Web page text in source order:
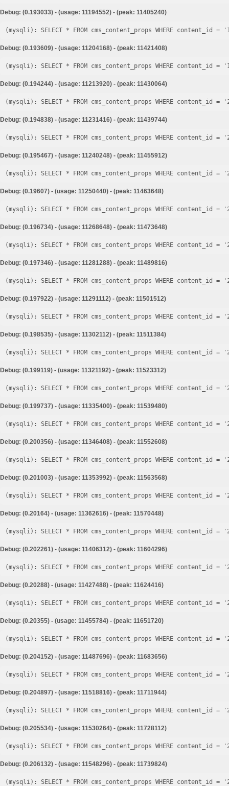
Debug: (0.193033) - (usage: 11194552) - (peak: 11405240)
Debug: (0.193609) - (usage: 11204168) - (peak: 11421408)
Debug: (0.194244) - (usage: 11213920) - (peak: 11430064)
Debug: (0.194838) - (usage: 11231416) - (peak: 11439744)
Debug: (0.195467) - (usage: 11240248) - (peak: 11455912)
Debug: (0.19607) - (usage: 11250440) - (peak: 11463648)
Debug: (0.196734) - (usage: 11268648) - (peak: 11473648)
Debug: (0.197346) - (usage: 11281288) - (peak: 11489816)
Debug: (0.197922) - (usage: 11291112) - (peak: 11501512)
Debug: (0.198535) - (usage: 11302112) - (peak: 11511384)
Debug: (0.199119) - (usage: 11321192) - (peak: 11523312)
Debug: (0.199737) - (usage: 11335400) - (peak: 11539480)
Debug: (0.200356) - (usage: 11346408) - (peak: 11552608)
Debug: (0.201003) - (usage: 11353992) - (peak: 11563568)
Debug: (0.20164) - (usage: 11362616) - (peak: 11570448)
Debug: (0.202261) - (usage: 11406312) - (peak: 11604296)
Debug: (0.20288) - (usage: 11427488) - (peak: 11624416)
Debug: (0.20355) - (usage: 11455784) - (peak: 11651720)
Debug: (0.204152) - (usage: 11487696) - (peak: 11683656)
Debug: (0.204897) - (usage: 11518816) - (peak: 11711944)
Debug: (0.205534) - (usage: 11530264) - (peak: 11728112)
Debug: (0.206132) - (usage: 11548296) - (peak: 11739824)